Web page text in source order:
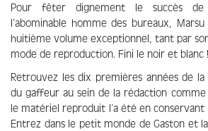
Pour fêter dignement le succès de
l’abominable homme des bureaux,
huitième volume exceptionnel, tant par
mode de reproduction. Fini le noir et blanc
Retrouvez les dix premières années de
du gaffeur au sein de la rédaction
le matériel reproduit l’a été en conservant
Entrez dans le petit monde de Gaston et